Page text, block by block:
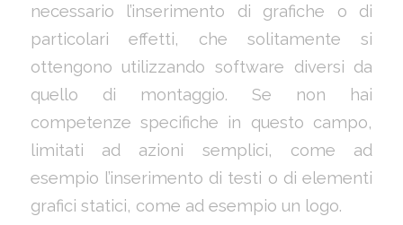
necessario l’inserimento di grafiche o di
particolari effetti, che solitamente si
ottengono utilizzando software diversi da
quello di montaggio. Se non hai
competenze specifiche in questo campo,
limitati ad azioni semplici, come ad
esempio l’inserimento di testi o di elementi
grafici statici, come ad esempio un logo.